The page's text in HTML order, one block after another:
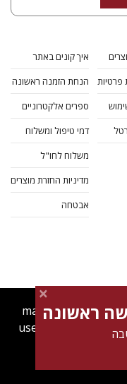
פרטיות
איך קונים באתר
הנחת הזמנה ראשונה
ספרים אלקטרוניים
דמי טיפול ומשלוח
משלוח לחו"ל
מדיניות החזרת מוצרים
אבטחה
magnespress.co.il
user experience.
Find out